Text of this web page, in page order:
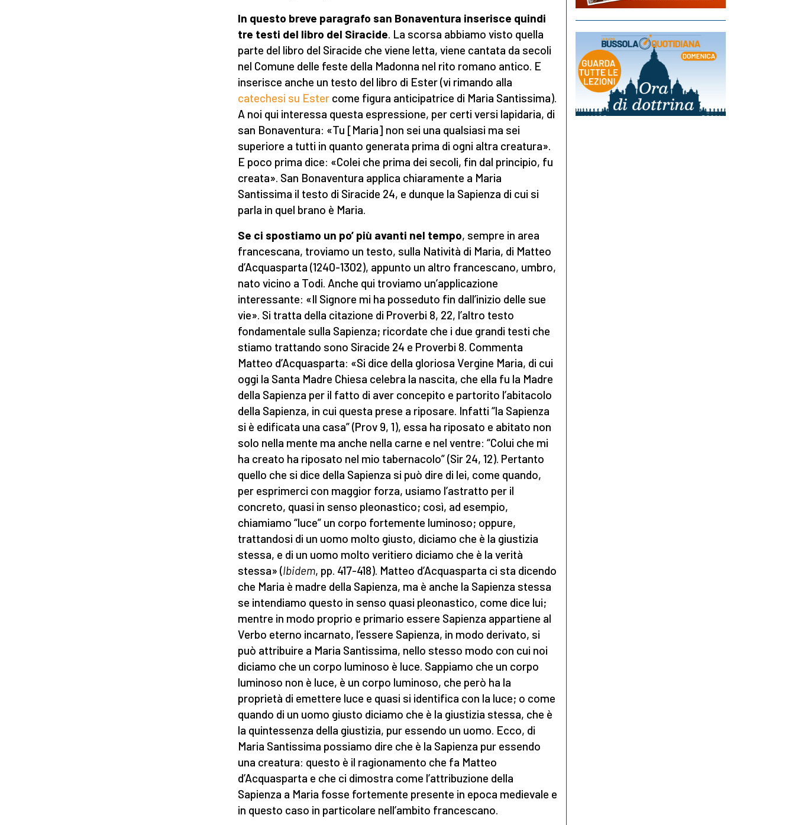
In questo breve paragrafo san Bonaventura inserisce quindi
tre testi del libro del Siracide. La scorsa abbiamo visto quella
parte del libro del Siracide che viene letta, viene cantata da secoli
nel Comune delle feste della Madonna nel rito romano antico. E
inserisce anche un testo del libro di Ester (vi rimando alla
catechesi su Ester come figura anticipatrice di Maria Santissima).
A noi qui interessa questa espressione, per certi versi lapidaria, di
san Bonaventura: «Tu [Maria] non sei una qualsiasi ma sei
superiore a tutti in quanto generata prima di ogni altra creatura».
E poco prima dice: «Colei che prima dei secoli, fin dal principio, fu
creata». San Bonaventura applica chiaramente a Maria
Santissima il testo di Siracide 24, e dunque la Sapienza di cui si
parla in quel brano è Maria.
Se ci spostiamo un po’ più avanti nel tempo, sempre in area
francescana, troviamo un testo, sulla Natività di Maria, di Matteo
d’Acquasparta (1240-1302), appunto un altro francescano, umbro,
nato vicino a Todi. Anche qui troviamo un’applicazione
interessante: «Il Signore mi ha posseduto fin dall’inizio delle sue
vie». Si tratta della citazione di Proverbi 8, 22, l’altro testo
fondamentale sulla Sapienza; ricordate che i due grandi testi che
stiamo trattando sono Siracide 24 e Proverbi 8. Commenta
Matteo d’Acquasparta: «Si dice della gloriosa Vergine Maria, di cui
oggi la Santa Madre Chiesa celebra la nascita, che ella fu la Madre
della Sapienza per il fatto di aver concepito e partorito l’abitacolo
della Sapienza, in cui questa prese a riposare. Infatti “la Sapienza
si è edificata una casa” (Prov 9, 1), essa ha riposato e abitato non
solo nella mente ma anche nella carne e nel ventre: “Colui che mi
ha creato ha riposato nel mio tabernacolo” (Sir 24, 12). Pertanto
quello che si dice della Sapienza si può dire di lei, come quando,
per esprimerci con maggior forza, usiamo l’astratto per il
concreto, quasi in senso pleonastico; così, ad esempio,
chiamiamo “luce” un corpo fortemente luminoso; oppure,
trattandosi di un uomo molto giusto, diciamo che è la giustizia
stessa, e di un uomo molto veritiero diciamo che è la verità
stessa» (Ibidem, pp. 417-418). Matteo d’Acquasparta ci sta dicendo
che Maria è madre della Sapienza, ma è anche la Sapienza stessa
se intendiamo questo in senso quasi pleonastico, come dice lui;
mentre in modo proprio e primario essere Sapienza appartiene al
Verbo eterno incarnato, l’essere Sapienza, in modo derivato, si
può attribuire a Maria Santissima, nello stesso modo con cui noi
diciamo che un corpo luminoso è luce. Sappiamo che un corpo
luminoso non è luce, è un corpo luminoso, che però ha la
proprietà di emettere luce e quasi si identifica con la luce; o come
quando di un uomo giusto diciamo che è la giustizia stessa, che è
la quintessenza della giustizia, pur essendo un uomo. Ecco, di
Maria Santissima possiamo dire che è la Sapienza pur essendo
una creatura: questo è il ragionamento che fa Matteo
d’Acquasparta e che ci dimostra come l’attribuzione della
Sapienza a Maria fosse fortemente presente in epoca medievale e
in questo caso in particolare nell’ambito francescano.